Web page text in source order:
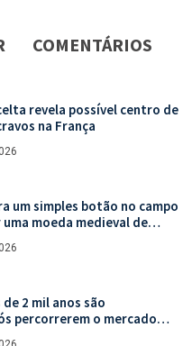
COMENTÁRIOS
revela possível centro de
na França
um simples botão no campo
moeda medieval de
2 mil anos são
percorrerem o mercado